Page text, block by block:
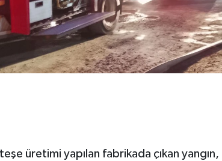
üretimi yapılan fabrikada çıkan